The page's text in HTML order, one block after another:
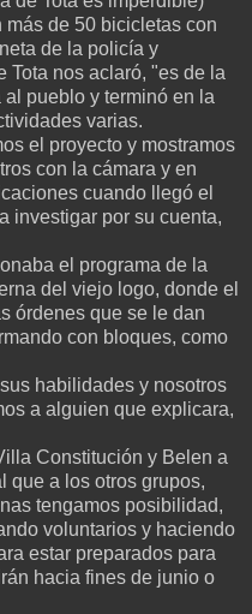
de 50 bicicletas con
de la policía y
Tota nos aclaró, "es de la
pueblo y terminó en la
varias.
el proyecto y mostramos
con la cámara y en
cuando llegó el
investigar por su cuenta,
el programa de la
del viejo logo, donde el
órdenes que se le dan
con bloques, como
habilidades y nosotros
a alguien que explicara,
Constitución y Belen a
que a los otros grupos,
tengamos posibilidad,
voluntarios y haciendo
estar preparados para
hacia fines de junio o